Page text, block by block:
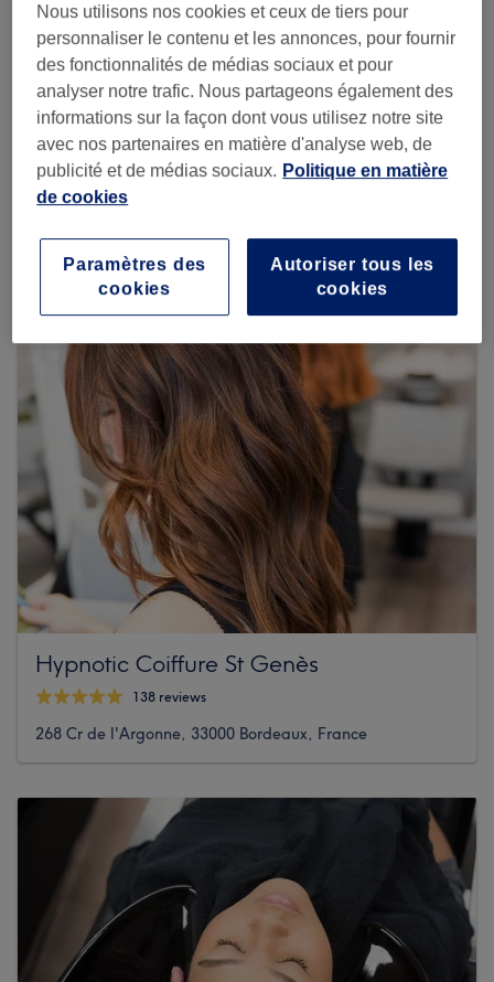
Expression Ap
258 Cr de la Somme, 33800 Bordeaux, France
Hypnotic Coiffure St Genès
138 reviews
268 Cr de l'Argonne, 33000 Bordeaux, France
Nous utilisons nos cookies et ceux de tiers pour
personnaliser le contenu et les annonces, pour fournir
des fonctionnalités de médias sociaux et pour
analyser notre trafic. Nous partageons également des
informations sur la façon dont vous utilisez notre site
avec nos partenaires en matière d'analyse web, de
publicité et de médias sociaux. Politique en matière
de cookies
Autoriser tous les
cookies
Paramètres des
cookies